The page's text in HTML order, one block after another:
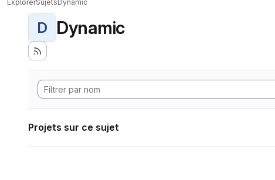
D Dynamic
Projets sur ce sujet